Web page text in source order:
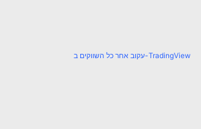
עקוב אחר כל השווקים ב-TradingView